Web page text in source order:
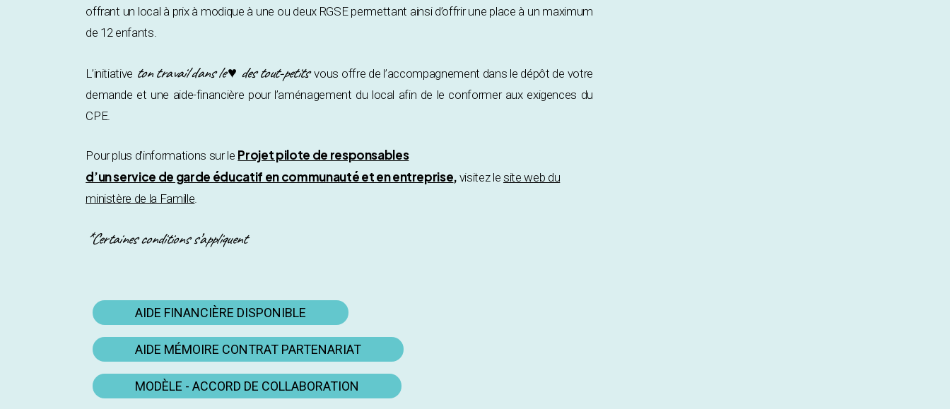
offrant un local à prix à modique à une ou deux RGSE permettant ainsi d’offrir une place à un maximum
de 12 enfants.
L’initiative ton travail dans le ♥ des tout-petitsvous offre de l’accompagnement dans le dépôt de votre
demande et une aide-financière pour l’aménagement du local afin de le conformer aux exigences du
CPE.
Pour plus d’informations sur le Projet pilote de responsables
d’un service de garde éducatif en communauté et en entreprise, visitez lesite web du
ministère de la Famille.
*Certaines conditions s’appliquent
AIDE FINANCIÈRE DISPONIBLE
AIDE MÉMOIRE CONTRAT PARTENARIAT
MODÈLE - ACCORD DE COLLABORATION